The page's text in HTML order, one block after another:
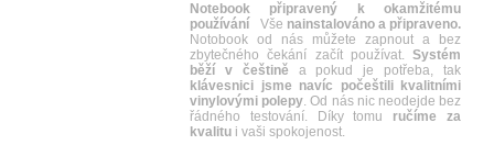
Notebook připravený k okamžitému
používání Vše nainstalováno a připraveno.
Notobook od nás můžete zapnout a bez
zbytečného čekání začít používat. Systém
běží v češtině a pokud je potřeba, tak
klávesnici jsme navíc počeštili kvalitními
vinylovými polepy. Od nás nic neodejde bez
řádného testování. Díky tomu ručíme za
kvalitu i vaši spokojenost.